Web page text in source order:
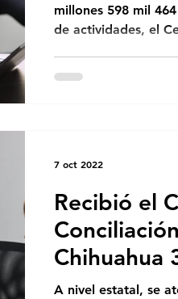
millones 598 mil
de actividades, el
Recibió el
Chihuahua
durante su
A nivel estatal, se
7 oct 2022